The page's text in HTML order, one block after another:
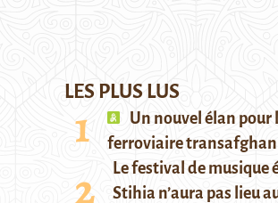
LES PLUS LUS
Un nouvel élan pour
ferroviaire transafghan
Le festival de musique
Stihia n’aura pas lieu